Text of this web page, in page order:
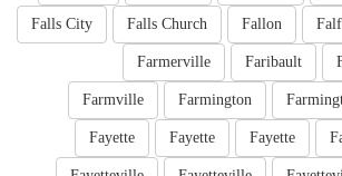
Fallon
Falls Church
Falls City
Faribault
Farmerville
Farmington
Farmville
Fayette
Fayette
Fayette